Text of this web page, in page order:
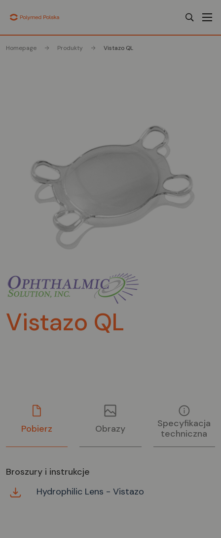
Homepage Produkty Vistazo QL
Vistazo QL
Pobierz Obrazy
Specyfikacja
techniczna
Broszury i instrukcje
Hydrophilic Lens - Vistazo